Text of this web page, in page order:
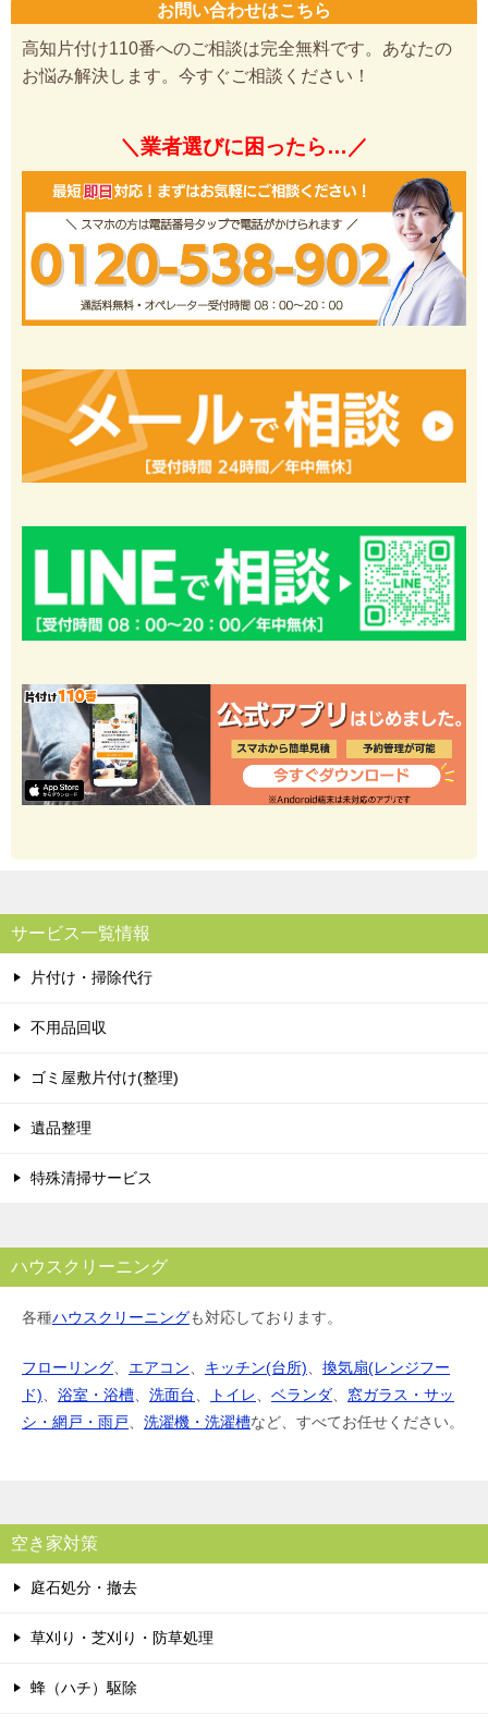
お問い合わせはこちら
高知片付け110番へのご相談は完全無料です。あなたの
お悩み解決します。今すぐご相談ください！
＼業者選びに困ったら…／
サービス一覧情報
片付け・掃除代行
不用品回収
ゴミ屋敷片付け(整理)
遺品整理
特殊清掃サービス
ハウスクリーニング
各種ハウスクリーニングも対応しております。
フローリング、 エアコン、 キッチン(台所)、 換気扇(レンジフー
ド)、 浴室・浴槽、 洗面台、 トイレ、 ベランダ、 窓ガラス・サッ
シ・網戸・雨戸、 洗濯機・洗濯槽など、すべてお任せください。
空き家対策
庭石処分・撤去
草刈り・芝刈り・防草処理
蜂（ハチ）駆除